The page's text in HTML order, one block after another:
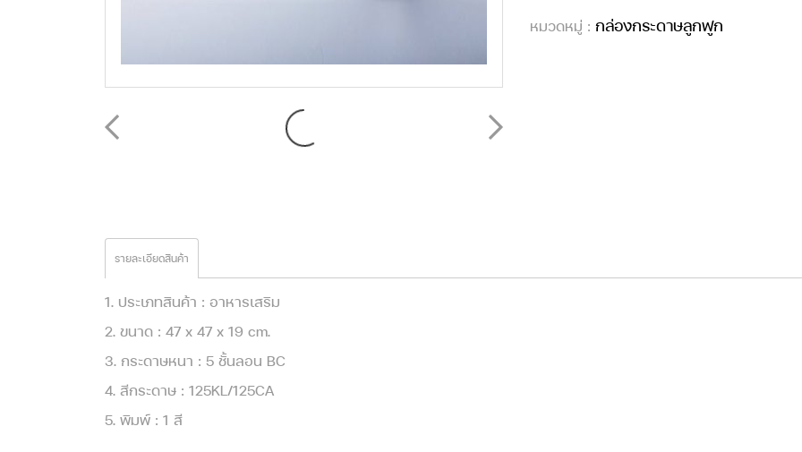
หมวดหมู่ : กล่องกระดาษลูกฟูก
รายละเอียดสินค้า
1. ประเภทสินค้า : อาหารเสริม
2. ขนาด : 47 x 47 x 19 cm.
3. กระดาษหนา : 5 ชั้นลอน BC
4. สีกระดาษ : 125KL/125CA
5. พิมพ์ : 1 สี